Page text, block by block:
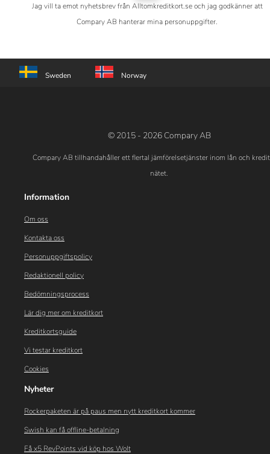
Jag vill ta emot nyhetsbrev från Alltomkreditkort.se och jag godkänner att
Compary AB hanterar mina personuppgifter.
Sweden Norway
© 2015 - 2026 Compary AB
Compary AB tillhandahåller ett flertal jämförelsetjänster inom lån och
nätet.
Information
Om oss
Kontakta oss
Personuppgiftspolicy
Redaktionell policy
Bedömningsprocess
Lär dig mer om kreditkort
Kreditkortsguide
Vi testar kreditkort
Cookies
Nyheter
Rockerpaketen är på paus men nytt kreditkort kommer
Swish kan få offline-betalning
Få x5 RevPoints vid köp hos Wolt